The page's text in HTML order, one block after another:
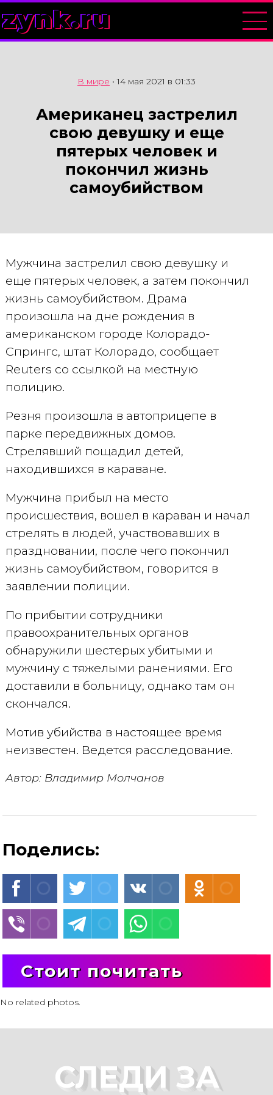
zynk.ru
В мире •14 мая 2021 в 01:33
Американец застрелил
свою девушку и еще
пятерых человек и
покончил жизнь
самоубийством
Мужчина застрелил свою девушку и
еще пятерых человек, а затем покончил
жизнь самоубийством. Драма
произошла на дне рождения в
американском городе Колорадо-
Спрингс, штат Колорадо, сообщает
Reuters со ссылкой на местную
полицию.
Резня произошла в автоприцепе в
парке передвижных домов.
Стрелявший пощадил детей,
находившихся в караване.
Мужчина прибыл на место
происшествия, вошел в караван и начал
стрелять в людей, участвовавших в
праздновании, после чего покончил
жизнь самоубийством, говорится в
заявлении полиции.
По прибытии сотрудники
правоохранительных органов
обнаружили шестерых убитыми и
мужчину с тяжелыми ранениями. Его
доставили в больницу, однако там он
скончался.
Мотив убийства в настоящее время
неизвестен. Ведется расследование.
Автор: Владимир Молчанов
Поделись:
Стоит почитать
No related photos.
СЛЕДИ ЗА